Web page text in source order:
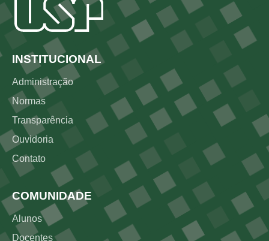
Rodapé
INSTITUCIONAL
Administração
Normas
Transparência
Ouvidoria
Contato
COMUNIDADE
Alunos
Docentes